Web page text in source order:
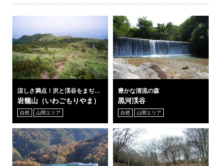
涼しさ満点！沢と渓谷をまぢか
に眺めて山歩き
岩籠山（いわごもりやま）
自然 山間エリア
豊かな清流の森
黒河渓谷
自然 山間エリア